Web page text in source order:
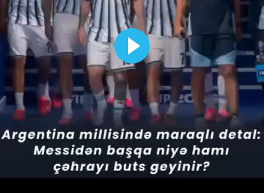
savashmedia.az
19.06.2026
SAVASHMEDIA.AZ